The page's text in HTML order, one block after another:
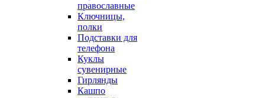
православные
Ключницы,
полки
Подставки для
телефона
Куклы
сувенирные
Гирлянды
Кашпо